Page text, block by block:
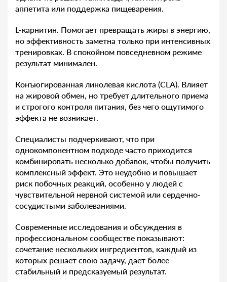
аппетита или поддержка пищеварения.
L-карнитин. Помогает превращать жиры в энергию,
но эффективность заметна только при интенсивных
тренировках. В спокойном повседневном режиме
результат минимален.
Конъюгированная линолевая кислота (CLA). Влияет
на жировой обмен, но требует длительного приема
и строгого контроля питания, без чего ощутимого
эффекта не возникает.
Специалисты подчеркивают, что при
однокомпонентном подходе часто приходится
комбинировать несколько добавок, чтобы получить
комплексный эффект. Это неудобно и повышает
риск побочных реакций, особенно у людей с
чувствительной нервной системой или сердечно-
сосудистыми заболеваниями.
Современные исследования и обсуждения в
профессиональном сообществе показывают:
сочетание нескольких ингредиентов, каждый из
которых решает свою задачу, дает более
стабильный и предсказуемый результат.